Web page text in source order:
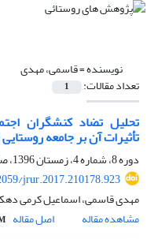
نویسنده =قاسمی، مهدی
تعداد مقالات: 1
تحلیل تضاد کنشگران
تأثیرات آن بر جامعه
دوره 8، شماره 4، زمستان 1396، صفحه
jrur.2017.210178.923
مهدی قاسمی، اسماعیل کرمی
مشاهده مقاله
اصل مقاله